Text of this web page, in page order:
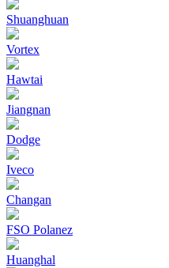
Shuanghuan
Vortex
Hawtai
Jiangnan
Dodge
Iveco
Changan
FSO Polanez
Huanghal